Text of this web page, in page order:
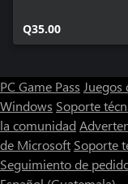
Q35.00
PC Game Pass Juegos
Windows Soporte
la comunidad
de Microsoft Soporte
Seguimiento de